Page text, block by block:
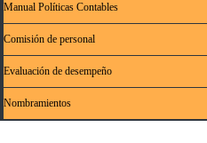
Manual Políticas Contables
Comisión de personal
Evaluación de desempeño
Nombramientos